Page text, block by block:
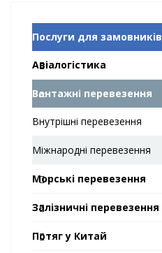
Послуги для замовників
Авіалогістика
Вантажні перевезення
Внутрішні перевезення
Міжнародні перевезення
Морські перевезення
Залізничні перевезення
Потяг у Китай